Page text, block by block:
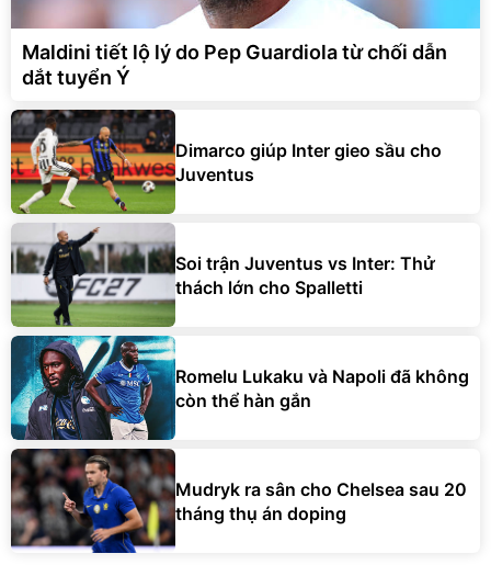
Maldini tiết lộ lý do Pep Guardiola từ chối dẫn
dắt tuyển Ý
Dimarco giúp Inter gieo sầu cho
Juventus
Soi trận Juventus vs Inter: Thử
thách lớn cho Spalletti
Romelu Lukaku và Napoli đã không
còn thể hàn gắn
Mudryk ra sân cho Chelsea sau 20
tháng thụ án doping